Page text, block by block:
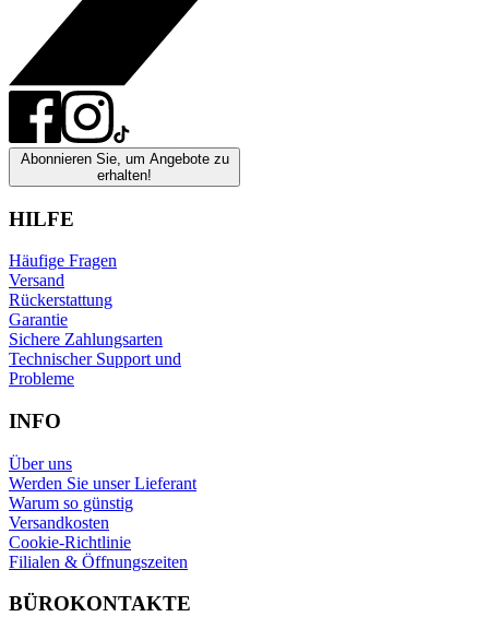
Abonnieren Sie, um Angebote zu
erhalten!
HILFE
Häufige Fragen
Versand
Rückerstattung
Garantie
Sichere Zahlungsarten
Technischer Support und
Probleme
INFO
Über uns
Werden Sie unser Lieferant
Warum so günstig
Versandkosten
Cookie-Richtlinie
Filialen & Öffnungszeiten
BÜROKONTAKTE